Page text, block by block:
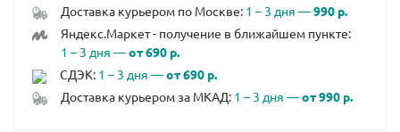
Доставка курьером по Москве: 1 – 3 дня —990 р.
Яндекс.Маркет - получение в ближайшем пункте:
1 – 3 дня —от 690 р.
СДЭК: 1 – 3 дня —от 690 р.
Доставка курьером за МКАД: 1 – 3 дня —от 990 р.